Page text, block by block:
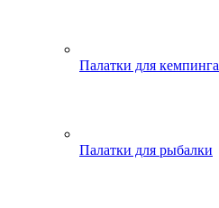
Палатки для кемпинга
Палатки для рыбалки